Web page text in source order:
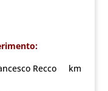
Recco km